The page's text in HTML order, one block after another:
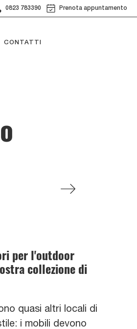
0823 783390 Prenota appuntamento
CONTATTI
per l'outdoor
collezione di
quasi altri locali di
i mobili devono